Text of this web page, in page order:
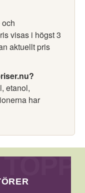
visas i högst 3
aktuellt pris
etanol,
har